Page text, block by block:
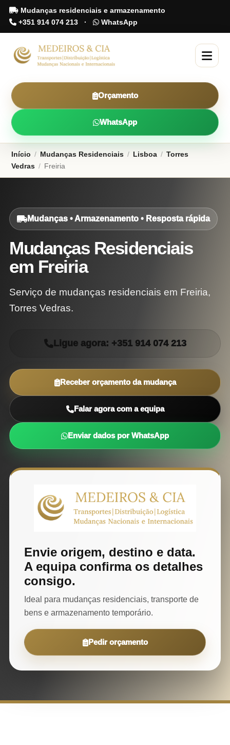
Mudanças residenciais e armazenamento
+351 914 074 213 · WhatsApp
Orçamento
WhatsApp
Início / Mudanças Residenciais / Lisboa / Torres
Vedras / Freiria
Mudanças • Armazenamento • Resposta rápida
Mudanças Residenciais
em Freiria
Serviço de mudanças residenciais em Freiria,
Torres Vedras.
Ligue agora: +351 914 074 213
Receber orçamento da mudança
Falar agora com a equipa
Enviar dados por WhatsApp
Envie origem, destino e data.
A equipa confirma os detalhes
consigo.
Ideal para mudanças residenciais, transporte de
bens e armazenamento temporário.
Pedir orçamento